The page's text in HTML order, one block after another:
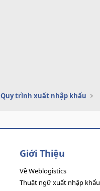
Quy trình xuất nhập khẩu
Giới Thiệu
Về Weblogistics
Thuật ngữ xuất nhập khẩu